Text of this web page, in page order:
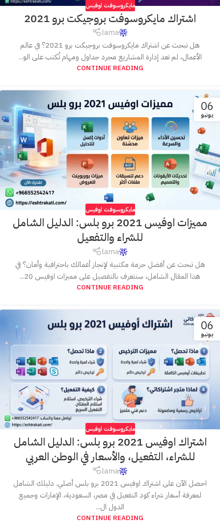
مايكروسوفت اوفيس
اشتراك مايكروسوفت بروجيكت برو 2021
lama
هل تبحث عن اشتراك مايكروسوفت بروجيكت برو 2021؟ في عالم
الأعمال، لم تعد إدارة المشاريع مجرد جداول ومهام تُكتب على الو...
CONTINUE READING
06
يونيو
مايكروسوفت اوفيس
مميزات اوفيس 2021 برو بلس: الدليل الشامل
للشراء والتفعيل
lama
هل تبحث عن أفضل حزمة مكتبية لإنجاز أعمالك باحترافية وأمان؟ في
هذا المقال الشامل، سنتعرف بالتفصيل على مميزات اوفيس 20...
CONTINUE READING
06
يونيو
مايكروسوفت اوفيس
اشتراك اوفيس 2021 برو بلس: الدليل الشامل
للشراء، التفعيل، والأسعار في الوطن العربي
lama
احصل الآن على اشتراك اوفيس 2021 برو بلس أصلي. دليلك الشامل
لمعرفة أسعار شراء كود التفعيل في مصر، السعودية، الإمارات وجميع
الدول ال...
CONTINUE READING